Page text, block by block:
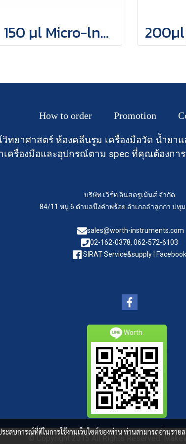
150 µl Micro-lnsert, clear glass, Cone-shaped With plastic stent
How to order Promotion
ทยาศาสตร์ ห้องคลีนรูม เครื่องมือวัด น้ำยา
เครื่องมือและอุปกรณ์ตาม spec ที่คุณต้องกา
บริษัท เวิร์ท อินสตรูเม้นส์ จำกัด
84/11 หมู่ 6 ตำบลบึงคำพร้อย อำเภอลำลูกกา ปทุ
sales@worth-instruments.com
02-162-0378, 062-572-6103
SIRAT Service&supply | Facebook
Worth.
สบการณ์ที่ดีในการใช้งานเว็บไซต์ของท่าน ท่านสามารถอ่านรายล